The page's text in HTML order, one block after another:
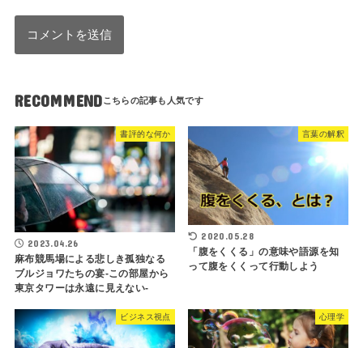
RECOMMEND
書評的な何か
2023.04.26
麻布競馬場による悲しき孤独なる
ブルジョワたちの宴-この部屋から
東京タワーは永遠に見えない-
言葉の解釈
2020.05.28
「腹をくくる」の意味や語源を知
って腹をくくって行動しよう
ビジネス視点 心理学